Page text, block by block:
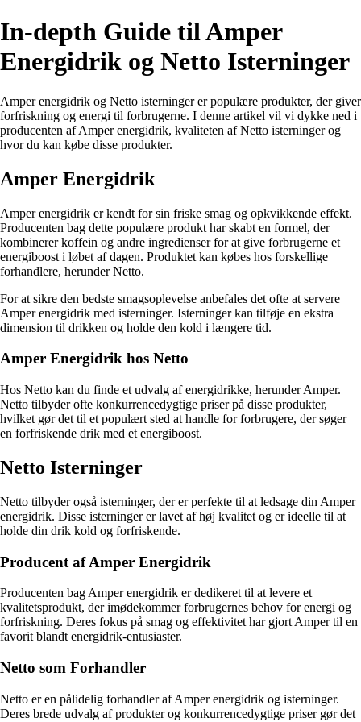
In-depth Guide til Amper
Energidrik og Netto Isterninger
Amper energidrik og Netto isterninger er populære produkter, der giver
forfriskning og energi til forbrugerne. I denne artikel vil vi dykke ned i
producenten af Amper energidrik, kvaliteten af Netto isterninger og
hvor du kan købe disse produkter.
Amper Energidrik
Amper energidrik er kendt for sin friske smag og opkvikkende effekt.
Producenten bag dette populære produkt har skabt en formel, der
kombinerer koffein og andre ingredienser for at give forbrugerne et
energiboost i løbet af dagen. Produktet kan købes hos forskellige
forhandlere, herunder Netto.
For at sikre den bedste smagsoplevelse anbefales det ofte at servere
Amper energidrik med isterninger. Isterninger kan tilføje en ekstra
dimension til drikken og holde den kold i længere tid.
Amper Energidrik hos Netto
Hos Netto kan du finde et udvalg af energidrikke, herunder Amper.
Netto tilbyder ofte konkurrencedygtige priser på disse produkter,
hvilket gør det til et populært sted at handle for forbrugere, der søger
en forfriskende drik med et energiboost.
Netto Isterninger
Netto tilbyder også isterninger, der er perfekte til at ledsage din Amper
energidrik. Disse isterninger er lavet af høj kvalitet og er ideelle til at
holde din drik kold og forfriskende.
Producent af Amper Energidrik
Producenten bag Amper energidrik er dedikeret til at levere et
kvalitetsprodukt, der imødekommer forbrugernes behov for energi og
forfriskning. Deres fokus på smag og effektivitet har gjort Amper til en
favorit blandt energidrik-entusiaster.
Netto som Forhandler
Netto er en pålidelig forhandler af Amper energidrik og isterninger.
Deres brede udvalg af produkter og konkurrencedygtige priser gør det